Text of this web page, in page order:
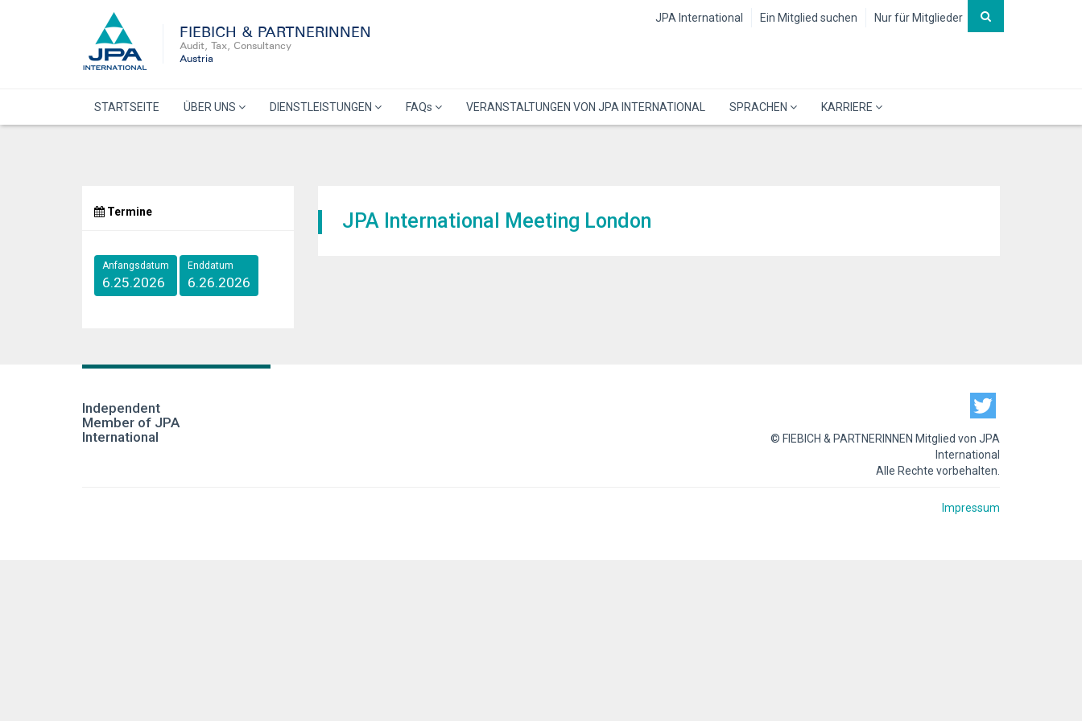
FIEBICH & PARTNERINNEN
Audit, Tax, Consultancy
Austria
JPA International Ein Mitglied suchen Nur für Mitglieder
STARTSEITE ÜBER UNS DIENSTLEISTUNGEN FAQs VERANSTALTUNGEN VON JPA INTERNATIONAL SPRACHEN KARRIERE
Termine
Anfangsdatum
6.25.2026
Enddatum
6.26.2026
JPA International Meeting London
Independent
Member of JPA
International
© FIEBICH & PARTNERINNEN Mitglied von JPA
International
Alle Rechte vorbehalten.
Impressum